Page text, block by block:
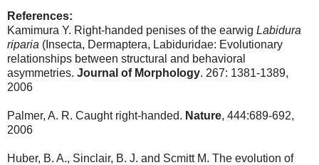
References:
Kamimura Y. Right-handed penises of the earwig Labidura
riparia (Insecta, Dermaptera, Labiduridae: Evolutionary
relationships between structural and behavioral
asymmetries. Journal of Morphology. 267: 1381-1389,
2006
Palmer, A. R. Caught right-handed. Nature, 444:689-692,
2006
Huber, B. A., Sinclair, B. J. and Scmitt M. The evolution of